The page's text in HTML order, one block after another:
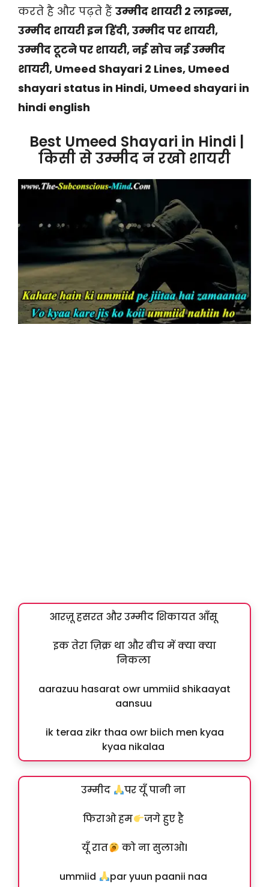
करते है और पढ़ते हैं उम्मीद शायरी 2 लाइन्स,
उम्मीद शायरी इन हिंदी, उम्मीद पर शायरी,
उम्मीद टूटने पर शायरी, नई सोच नई उम्मीद
शायरी, Umeed Shayari 2 Lines, Umeed
shayari status in Hindi, Umeed shayari in
hindi english
Best Umeed Shayari in Hindi |
किसी से उम्मीद न रखो शायरी
आरज़ू हसरत और उम्मीद शिकायत आँसू
इक तेरा ज़िक्र था और बीच में क्या क्या
निकला
aarazuu hasarat owr ummiid shikaayat
aansuu
ik teraa zikr thaa owr biich men kyaa
kyaa nikalaa
उम्मीद पर यूँ पानी ना
फिराओ हम जगे हुए है
यूँ रात को ना सुलाओ।
ummiid par yuun paanii naa